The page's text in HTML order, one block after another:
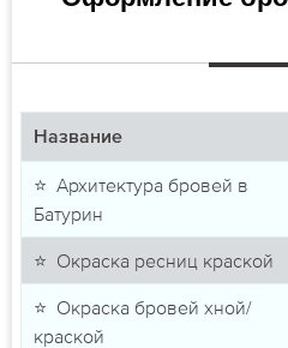
Название
⭐ Архитектура бровей в
Батурин
⭐ Окраска ресниц краской
⭐ Окраска бровей хной/
краской